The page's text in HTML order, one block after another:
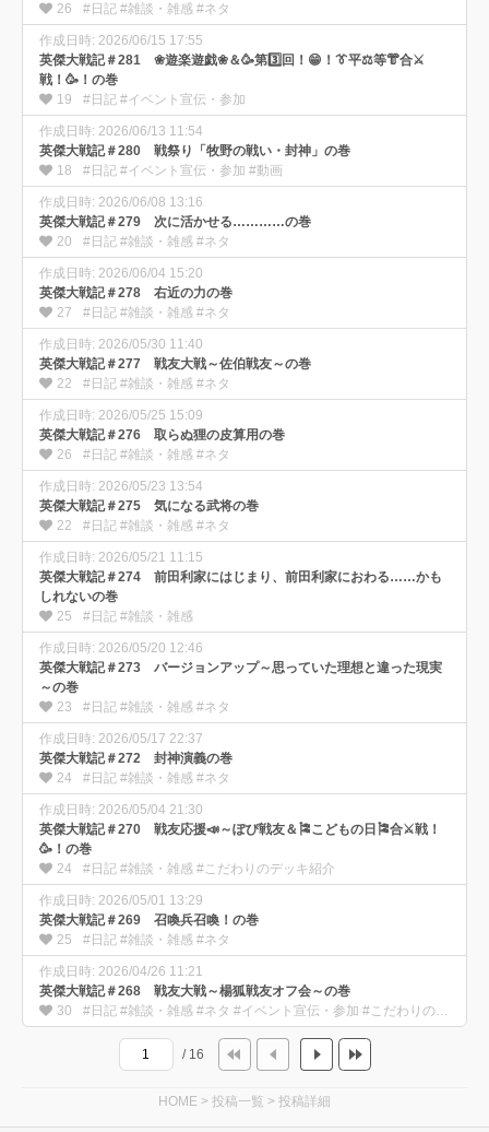
26
#日記 #雑談・雑感 #ネタ
作成日時: 2026/06/15 17:55
英傑大戦記＃281 ❀遊楽遊戯❀＆🥳第3️⃣回！😁！👔平⚖️等👘合⚔️
戦！🥳！の巻
19
#日記 #イベント宣伝・参加
作成日時: 2026/06/13 11:54
英傑大戦記＃280 戦祭り「牧野の戦い・封神」の巻
18
#日記 #イベント宣伝・参加 #動画
作成日時: 2026/06/08 13:16
英傑大戦記＃279 次に活かせる…………の巻
20
#日記 #雑談・雑感 #ネタ
作成日時: 2026/06/04 15:20
英傑大戦記＃278 右近の力の巻
27
#日記 #雑談・雑感 #ネタ
作成日時: 2026/05/30 11:40
英傑大戦記＃277 戦友大戦～佐伯戦友～の巻
22
#日記 #雑談・雑感 #ネタ
作成日時: 2026/05/25 15:09
英傑大戦記＃276 取らぬ狸の皮算用の巻
26
#日記 #雑談・雑感 #ネタ
作成日時: 2026/05/23 13:54
英傑大戦記＃275 気になる武将の巻
22
#日記 #雑談・雑感 #ネタ
作成日時: 2026/05/21 11:15
英傑大戦記＃274 前田利家にはじまり、前田利家におわる……かも
しれないの巻
25
#日記 #雑談・雑感
作成日時: 2026/05/20 12:46
英傑大戦記＃273 バージョンアップ～思っていた理想と違った現実
～の巻
23
#日記 #雑談・雑感 #ネタ
作成日時: 2026/05/17 22:37
英傑大戦記＃272 封神演義の巻
24
#日記 #雑談・雑感 #ネタ
作成日時: 2026/05/04 21:30
英傑大戦記＃270 戦友応援📣～ぽぴ戦友＆🎏こどもの日🎏合⚔️戦！
🥳！の巻
24
#日記 #雑談・雑感 #こだわりのデッキ紹介
作成日時: 2026/05/01 13:29
英傑大戦記＃269 召喚兵召喚！の巻
25
#日記 #雑談・雑感 #ネタ
作成日時: 2026/04/26 11:21
英傑大戦記＃268 戦友大戦～楊狐戦友オフ会～の巻
30
#日記 #雑談・雑感 #ネタ #イベント宣伝・参加 #こだわりのデッキ紹介
/ 16
HOME > 投稿一覧 > 投稿詳細